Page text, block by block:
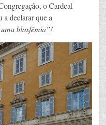
o Cardeal
declarar que a
uma blasfêmia”!